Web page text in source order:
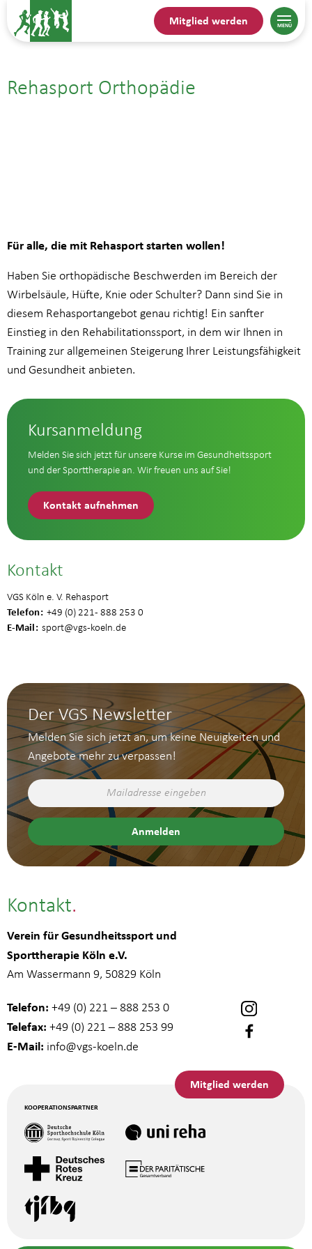
Mitglied werden
Rehasport Orthopädie
11.05.| 18:00
Für alle, die mit Rehasport starten wollen!
Haben Sie orthopädische Beschwerden im Bereich der
Wirbelsäule, Hüfte, Knie oder Schulter? Dann sind Sie in
diesem Rehasportangebot genau richtig! Ein sanfter
Einstieg in den Rehabilitationssport, in dem wir Ihnen in
Training zur allgemeinen Steigerung Ihrer Leistungsfähigkeit
und Gesundheit anbieten.
Kursanmeldung
Melden Sie sich jetzt für unsere Kurse im Gesundheitssport
und der Sporttherapie an. Wir freuen uns auf Sie!
Kontakt aufnehmen
Kontakt
VGS Köln e. V. Rehasport
Telefon +49 (0) 221 - 888 253 0
E-Mail sport@vgs-koeln.de
Der VGS Newsletter
Melden Sie sich jetzt an, um keine Neuigkeiten und
Angebote mehr zu verpassen!
Kontakt
Verein für Gesundheitssport und
Sporttherapie Köln e.V.
Am Wassermann 9, 50829 Köln
Telefon: +49 (0) 221 – 888 253 0
Telefax: +49 (0) 221 – 888 253 99
E-Mail: info@vgs-koeln.de
Mitglied werden
KOOPERATIONSPARTNER